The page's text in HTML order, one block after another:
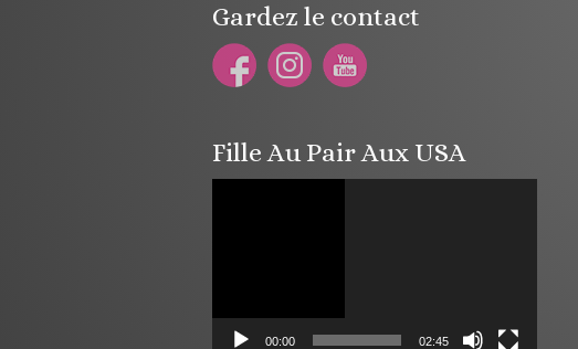
Gardez le contact
Fille Au Pair Aux USA
00:00 02:45